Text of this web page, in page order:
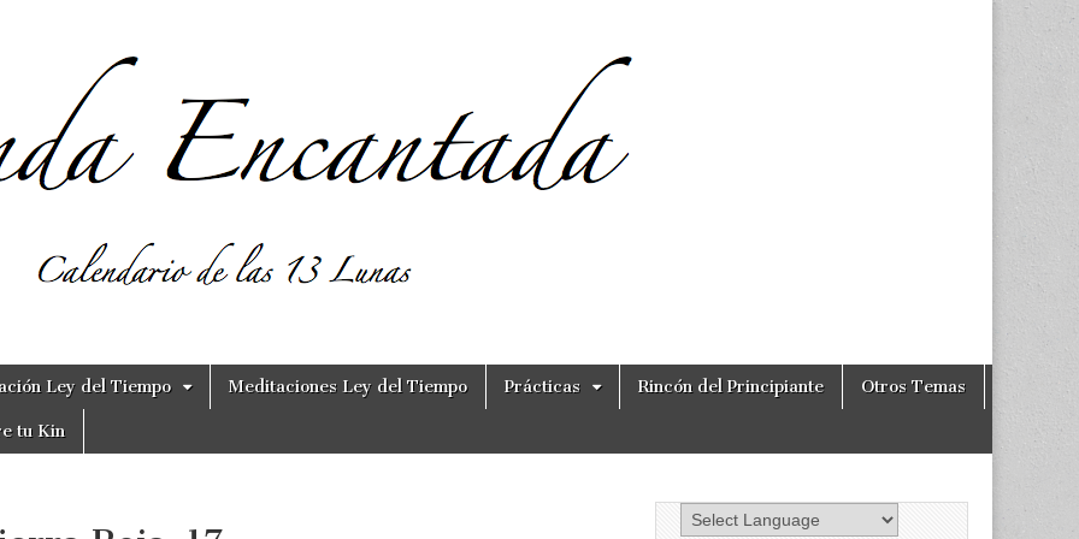
Ley del Tiempo Meditaciones Ley del Tiempo Prácticas Rincón del Principiante Otros Temas
tu Kin